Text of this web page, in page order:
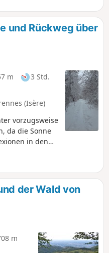
und Rückweg über
m
3 Std.
(Isère)
vorzugsweise
da die Sonne
in den
ihren Duft.
der Wald von
m